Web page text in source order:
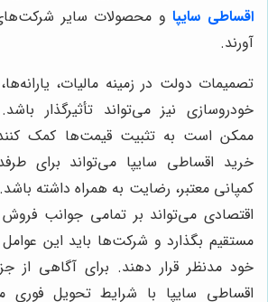
اقساطی سایپاو محصولات سایر
آورند.
تصمیمات دولت در زمینه مالیات،
خودروسازی نیز می‌تواند تأثیرگذار
ممکن است به تثبیت قیمت‌ها کمک
خرید اقساطی سایپا می‌تواند برای
کمپانی معتبر، رضایت به همراه داشته
اقتصادی می‌تواند بر تمامی جوانب فروش
مستقیم بگذارد و شرکت‌ها باید این عوامل
خود مدنظر قرار دهند. برای آگاهی از
اقساطی سایپا با شرایط تحویل فوری